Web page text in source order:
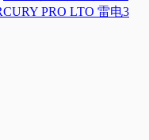
PRO LTO 雷电3